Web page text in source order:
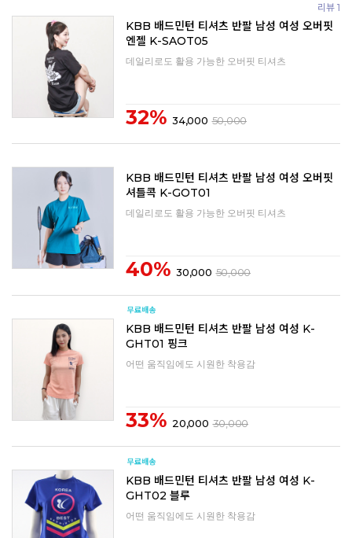
리뷰 1
KBB 배드민턴 티셔츠 반팔 남성 여성 오버핏
엔젤 K-SAOT05
데일리로도 활용 가능한 오버핏 티셔츠
32% 34,000 50,000
KBB 배드민턴 티셔츠 반팔 남성 여성 오버핏
셔틀콕 K-GOT01
데일리로도 활용 가능한 오버핏 티셔츠
40% 30,000 50,000
KBB 배드민턴 티셔츠 반팔 남성 여성 K-
GHT01 핑크
어떤 움직임에도 시원한 착용감
33% 20,000 30,000
KBB 배드민턴 티셔츠 반팔 남성 여성 K-
GHT02 블루
어떤 움직임에도 시원한 착용감